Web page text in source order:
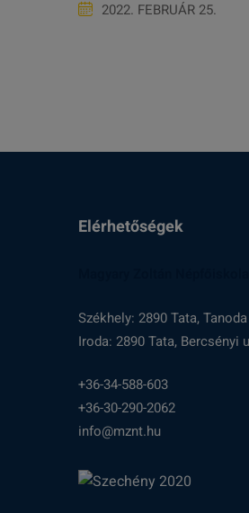
2022. FEBRUÁR 25.
Elérhetőségek
Székhely: 2890 Tata,
Iroda: 2890 Tata, Bercsényi
+36-34-588-603
+36-30-290-2062
info@mznt.hu